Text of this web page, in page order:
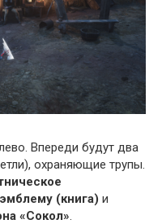
Впереди будут два
охраняющие трупы.
(книга) и
«Сокол»